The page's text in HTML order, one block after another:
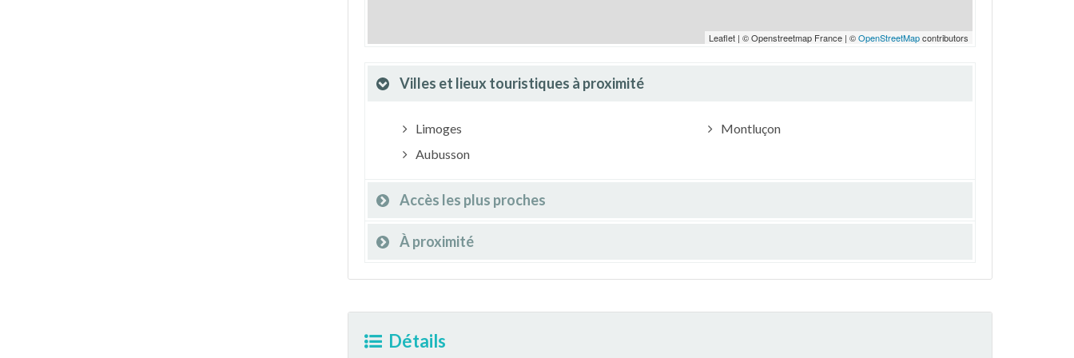
Leaflet | © Openstreetmap France | ©OpenStreetMapcontributors
Villes et lieux touristiques à proximité
Limoges
Aubusson
Montluçon
Accès les plus proches
À proximité
Détails